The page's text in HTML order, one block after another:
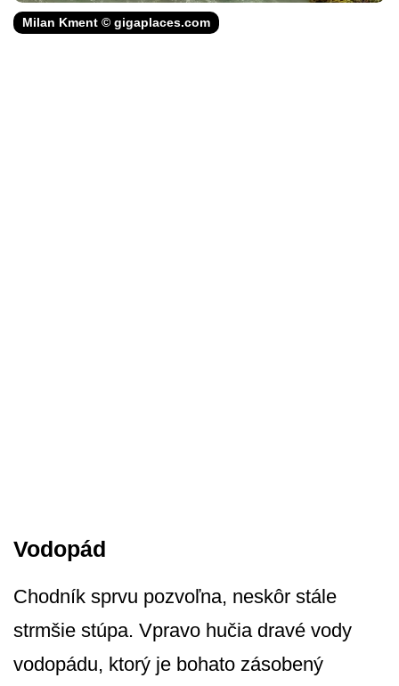
Milan Kment © gigaplaces.com
Vodopád
Chodník sprvu pozvoľna, neskôr stále
strmšie stúpa. Vpravo hučia dravé vody
vodopádu, ktorý je bohato zásobený